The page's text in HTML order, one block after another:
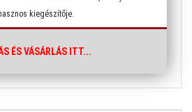
hasznos kiegészítője.
ÉS VÁSÁRLÁS ITT...